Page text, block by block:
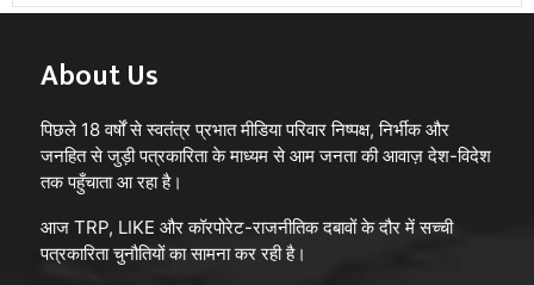
About Us
पिछले 18 वर्षों से स्वतंत्र प्रभात मीडिया परिवार निष्पक्ष, निर्भीक और
जनहित से जुड़ी पत्रकारिता के माध्यम से आम जनता की आवाज़ देश-विदेश
तक पहुँचाता आ रहा है।
आज TRP, LIKE और कॉरपोरेट-राजनीतिक दबावों के दौर में सच्ची
पत्रकारिता चुनौतियों का सामना कर रही है।